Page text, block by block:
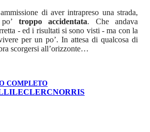
di aver intrapreso una strada,
troppo accidentata. Che andava
- ed i risultati si sono visti - ma con la
per un po’. In attesa di qualcosa di
scorgersi all’orizzonte…
COMPLETO
LECLERCNORRIS